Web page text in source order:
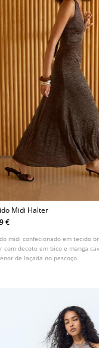
Midi Halter
€
midi confecionado em tecido
com decote em bico e manga
de laçada no pescoço.